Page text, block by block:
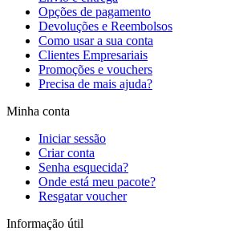
Opções de pagamento
Devoluções e Reembolsos
Como usar a sua conta
Clientes Empresariais
Promoções e vouchers
Precisa de mais ajuda?
Minha conta
Iniciar sessão
Criar conta
Senha esquecida?
Onde está meu pacote?
Resgatar voucher
Informação útil